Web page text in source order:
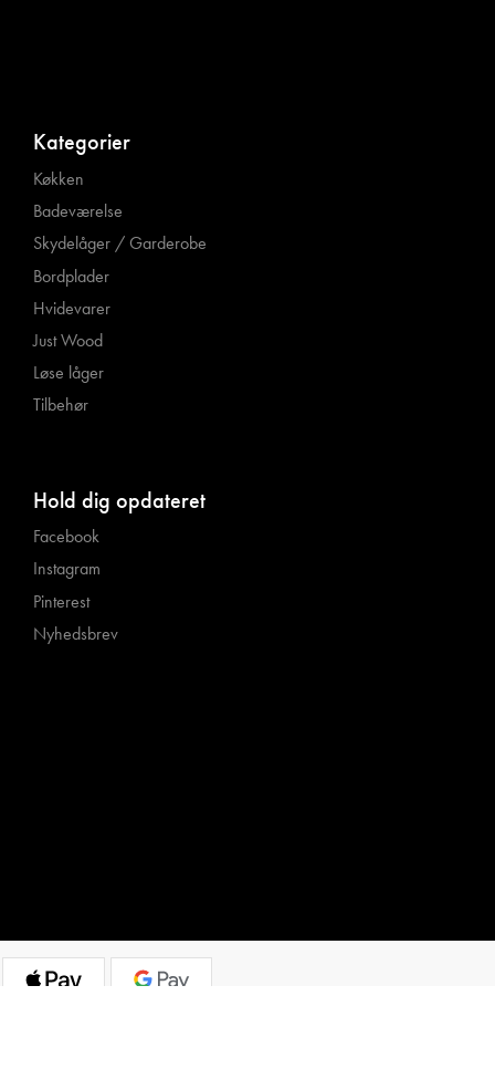
Kategorier
Køkken
Badeværelse
Skydelåger / Garderobe
Bordplader
Hvidevarer
Just Wood
Løse låger
Tilbehør
Hold dig opdateret
Facebook
Instagram
Pinterest
Nyhedsbrev